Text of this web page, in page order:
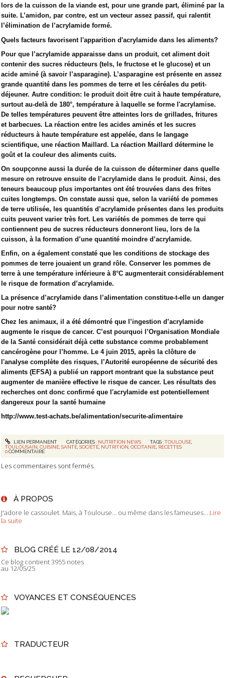
lors de la cuisson de la viande est, pour une grande part, éliminé par la
suite. L’amidon, par contre, est un vecteur assez passif, qui ralentit
l’élimination de l’acrylamide formé.
Quels facteurs favorisent l'apparition d'acrylamide dans les aliments?
Pour que l’acrylamide apparaisse dans un produit, cet aliment doit
contenir des sucres réducteurs (tels, le fructose et le glucose) et un
acide aminé (à savoir l’asparagine). L’asparagine est présente en assez
grande quantité dans les pommes de terre et les céréales du petit-
déjeuner. Autre condition: le produit doit être cuit à haute température,
surtout au-delà de 180°, température à laquelle se forme l'acrylamise.
De telles températures peuvent être atteintes lors de grillades, fritures
et barbecues. La réaction entre les acides aminés et les sucres
réducteurs à haute température est appelée, dans le langage
scientifique, une réaction Maillard. La réaction Maillard détermine le
goût et la couleur des aliments cuits.
On soupçonne aussi la durée de la cuisson de déterminer dans quelle
mesure on retrouve ensuite de l’acrylamide dans le produit. Ainsi, des
teneurs beaucoup plus importantes ont été trouvées dans des frites
cuites longtemps. On constate aussi que, selon la variété de pommes
de terre utilisée, les quantités d’acrylamide présentes dans les produits
cuits peuvent varier très fort. Les variétés de pommes de terre qui
contiennent peu de sucres réducteurs donneront lieu, lors de la
cuisson, à la formation d’une quantité moindre d’acrylamide.
Enfin, on a également constaté que les conditions de stockage des
pommes de terre jouaient un grand rôle. Conserver les pommes de
terre à une température inférieure à 8°C augmenterait considérablement
le risque de formation d’acrylamide.
La présence d’acrylamide dans l’alimentation constitue-t-elle un danger
pour notre santé?
Chez les animaux, il a été démontré que l’ingestion d’acrylamide
augmente le risque de cancer. C’est pourquoi l’Organisation Mondiale
de la Santé considérait déjà cette substance comme probablement
cancérogène pour l’homme. Le 4 juin 2015, après la clôture de
l'analyse complète des risques, l’Autorité européenne de sécurité des
aliments (EFSA) a publié un rapport montrant que la substance peut
augmenter de manière effective le risque de cancer. Les résultats des
recherches ont donc confirmé que l'acrylamide est potentiellement
dangereux pour la santé humaine
http://www.test-achats.be/alimentation/securite-alimentaire
LIEN PERMANENT CATÉGORIES : NUTRITION NEWS TAGS :TOULOUSE
TOULOUSAIN ,CUISINE ,SANTÉ ,SOCIÉTÉ NUTRITION ,OCCITANIE RECETTES
0COMMENTAIRE
Les commentaires sont fermés.
À PROPOS
J'adore le cassoulet. Mais, à Toulouse... ou même dans les fameuses...
Lire
la suite
BLOG CRÉÉ LE 12/08/2014
Ce blog contient 3955 notes
au 12/05/25
VOYANCES ET CONSÉQUENCES
TRADUCTEUR